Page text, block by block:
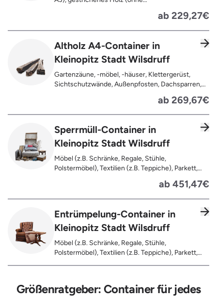
Oberflächenbehandlung wie Anstrich, Lasur,
Lackierung ), kleine Anhaftungen wie Nägel,
Schrauben oder Scharniere , Möbel und Türen,
Holz (z.B. Paletten, Bauholz),
Holzweichfaserplatten, Holzkisten,
ab 229,27€
Altholz A4-Container in
Kleinopitz Stadt Wilsdruff
Gartenzäune, -möbel, -häuser, Klettergerüst,
Sichtschutzwände, Außenpfosten, Dachsparren,
behandeltes Holz (=schadstoffbelastet),
Verfaultes oder verbranntes Holz, Fensterrahmen,
Bahnschwellen, Pflanzfähle, Jägerzaun
ab 269,67€
Sperrmüll-Container in
Kleinopitz Stadt Wilsdruff
Möbel (z.B. Schränke, Regale, Stühle,
Polstermöbel), Textilien (z.B. Teppiche), Parkett,
Glas), Fahrräder, Matratzen, Spielzeug, Bücher,
Laminat
ab 451,47€
Entrümpelung-Container in
Kleinopitz Stadt Wilsdruff
Möbel (z.B. Schränke, Regale, Stühle,
Polstermöbel), Textilien (z.B. Teppiche), Parkett,
Fässer, Eimer, Sonstiger Hausstand
Größenratgeber: Container für jedes